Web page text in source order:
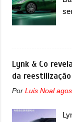
Lynk & Co
da
Por Luis Noal